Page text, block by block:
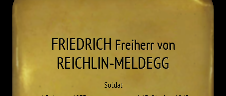
FRIEDRICH Freiherr von
REICHLIN-MELDEGG
Soldat